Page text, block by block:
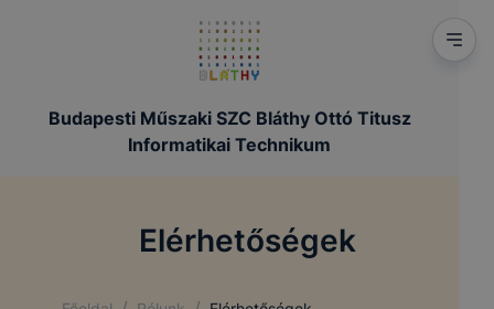
Budapesti Műszaki SZC Bláthy Ottó Titusz
Informatikai Technikum
Elérhetőségek